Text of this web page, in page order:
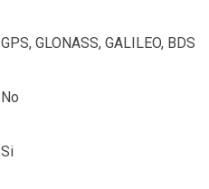
GPS, GLONASS, GALILEO, BDS
No
Si